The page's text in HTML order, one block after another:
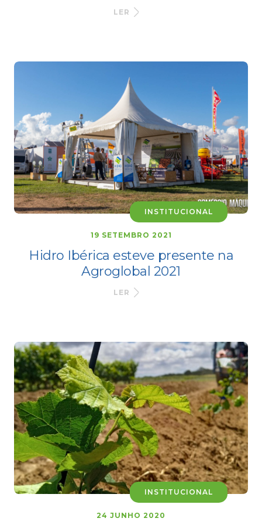
LER
INSTITUCIONAL
19 SETEMBRO 2021
Hidro Ibérica esteve presente na
Agroglobal 2021
LER
INSTITUCIONAL
24 JUNHO 2020